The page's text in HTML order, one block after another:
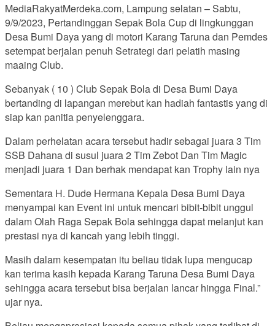
MediaRakyatMerdeka.com, Lampung selatan – Sabtu,
9/9/2023, Pertandinggan Sepak Bola Cup di lingkunggan
Desa Bumi Daya yang di motori Karang Taruna dan Pemdes
setempat berjalan penuh Setrategi dari pelatih masing
maaing Club.
Sebanyak ( 10 ) Club Sepak Bola di Desa Bumi Daya
bertanding di lapangan merebut kan hadiah fantastis yang di
siap kan panitia penyelenggara.
Dalam perhelatan acara tersebut hadir sebagai juara 3 Tim
SSB Dahana di susul juara 2 Tim Zebot Dan Tim Magic
menjadi juara 1 Dan berhak mendapat kan Trophy lain nya
Sementara H. Dude Hermana Kepala Desa Bumi Daya
menyampai kan Event ini untuk mencari bibit-bibit unggul
dalam Olah Raga Sepak Bola sehingga dapat melanjut kan
prestasi nya di kancah yang lebih tinggi.
Masih dalam kesempatan itu beliau tidak lupa mengucap
kan terima kasih kepada Karang Taruna Desa Bumi Daya
sehingga acara tersebut bisa berjalan lancar hingga Final.”
ujar nya.